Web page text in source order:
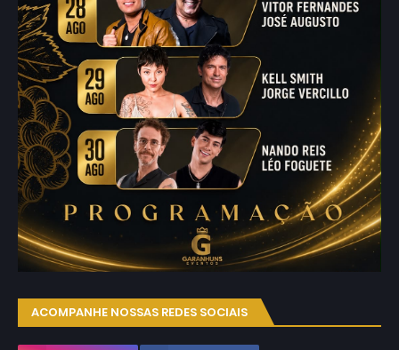
ACOMPANHE NOSSAS REDES SOCIAIS